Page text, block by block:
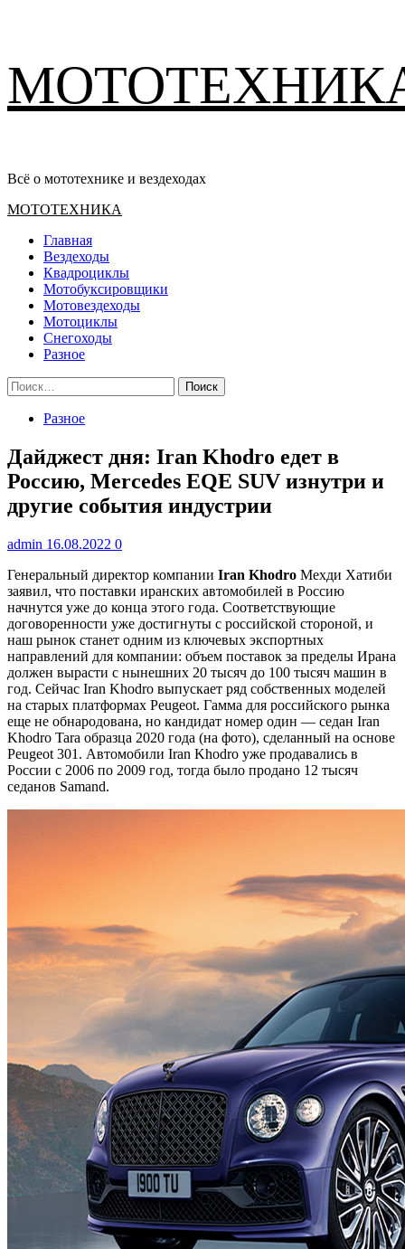
содержимому
Всё о мототехнике и вездеходах
Основное
МОТОТЕХНИКА
Главная
Вездеходы
Квадроциклы
Мотобуксировщики
Мотовездеходы
Мотоциклы
Снегоходы
Разное
Найти:
Разное
Дайджест дня: Iran Khodro едет в
Россию, Mercedes EQE SUV изнутри и
другие события индустрии
admin 16.08.2022 0
Генеральный директор компании Iran Khodro Мехди Хатиби
заявил, что поставки иранских автомобилей в Россию
начнутся уже до конца этого года. Соответствующие
договоренности уже достигнуты с российской стороной, и
наш рынок станет одним из ключевых экспортных
направлений для компании: объем поставок за пределы Ирана
должен вырасти с нынешних 20 тысяч до 100 тысяч машин в
год. Сейчас Iran Khodro выпускает ряд собственных моделей
на старых платформах Peugeot. Гамма для российского рынка
еще не обнародована, но кандидат номер один — седан Iran
Khodro Tara образца 2020 года (на фото), сделанный на основе
Peugeot 301. Автомобили Iran Khodro уже продавались в
России с 2006 по 2009 год, тогда было продано 12 тысяч
седанов Samand.